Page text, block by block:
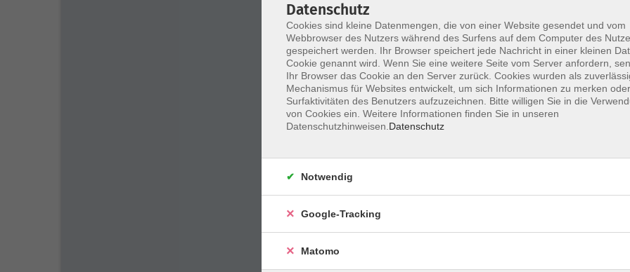
Gemüse fermentieren – Lebendiges für
Darm
Darmgesund essen, Immunsystem stärken
Online-Kurs: Schluss mit Diäten! Wenn
Datenschutz
Cookies sind kleine Datenmengen, die von einer Website gesendet und vom
Webbrowser des Nutzers während des Surfens auf dem Computer des
gespeichert werden. Ihr Browser speichert jede Nachricht in einer kleinen
Cookie genannt wird. Wenn Sie eine weitere Seite vom Server anfordern,
Ihr Browser das Cookie an den Server zurück. Cookies wurden als
Mechanismus für Websites entwickelt, um sich Informationen zu merken
Surfaktivitäten des Benutzers aufzuzeichnen. Bitte willigen Sie in die
von Cookies ein. Weitere Informationen finden Sie in unseren
Datenschutzhinweisen. Datenschutz
Notwendig
Google-Tracking
Matomo